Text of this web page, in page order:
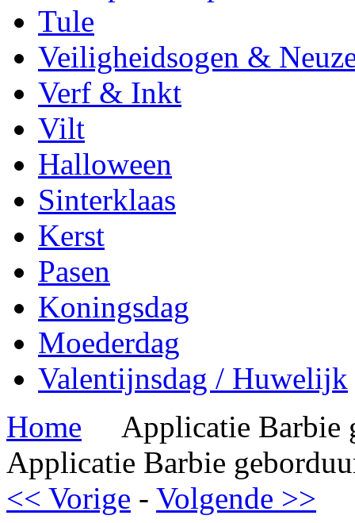
Tule
Veiligheidsogen &
Verf & Inkt
Vilt
Halloween
Sinterklaas
Kerst
Pasen
Koningsdag
Moederdag
Valentijnsdag / Huwelijk
Home
Applicatie Barbie
Applicatie Barbie
<< Vorige - Volgende >>